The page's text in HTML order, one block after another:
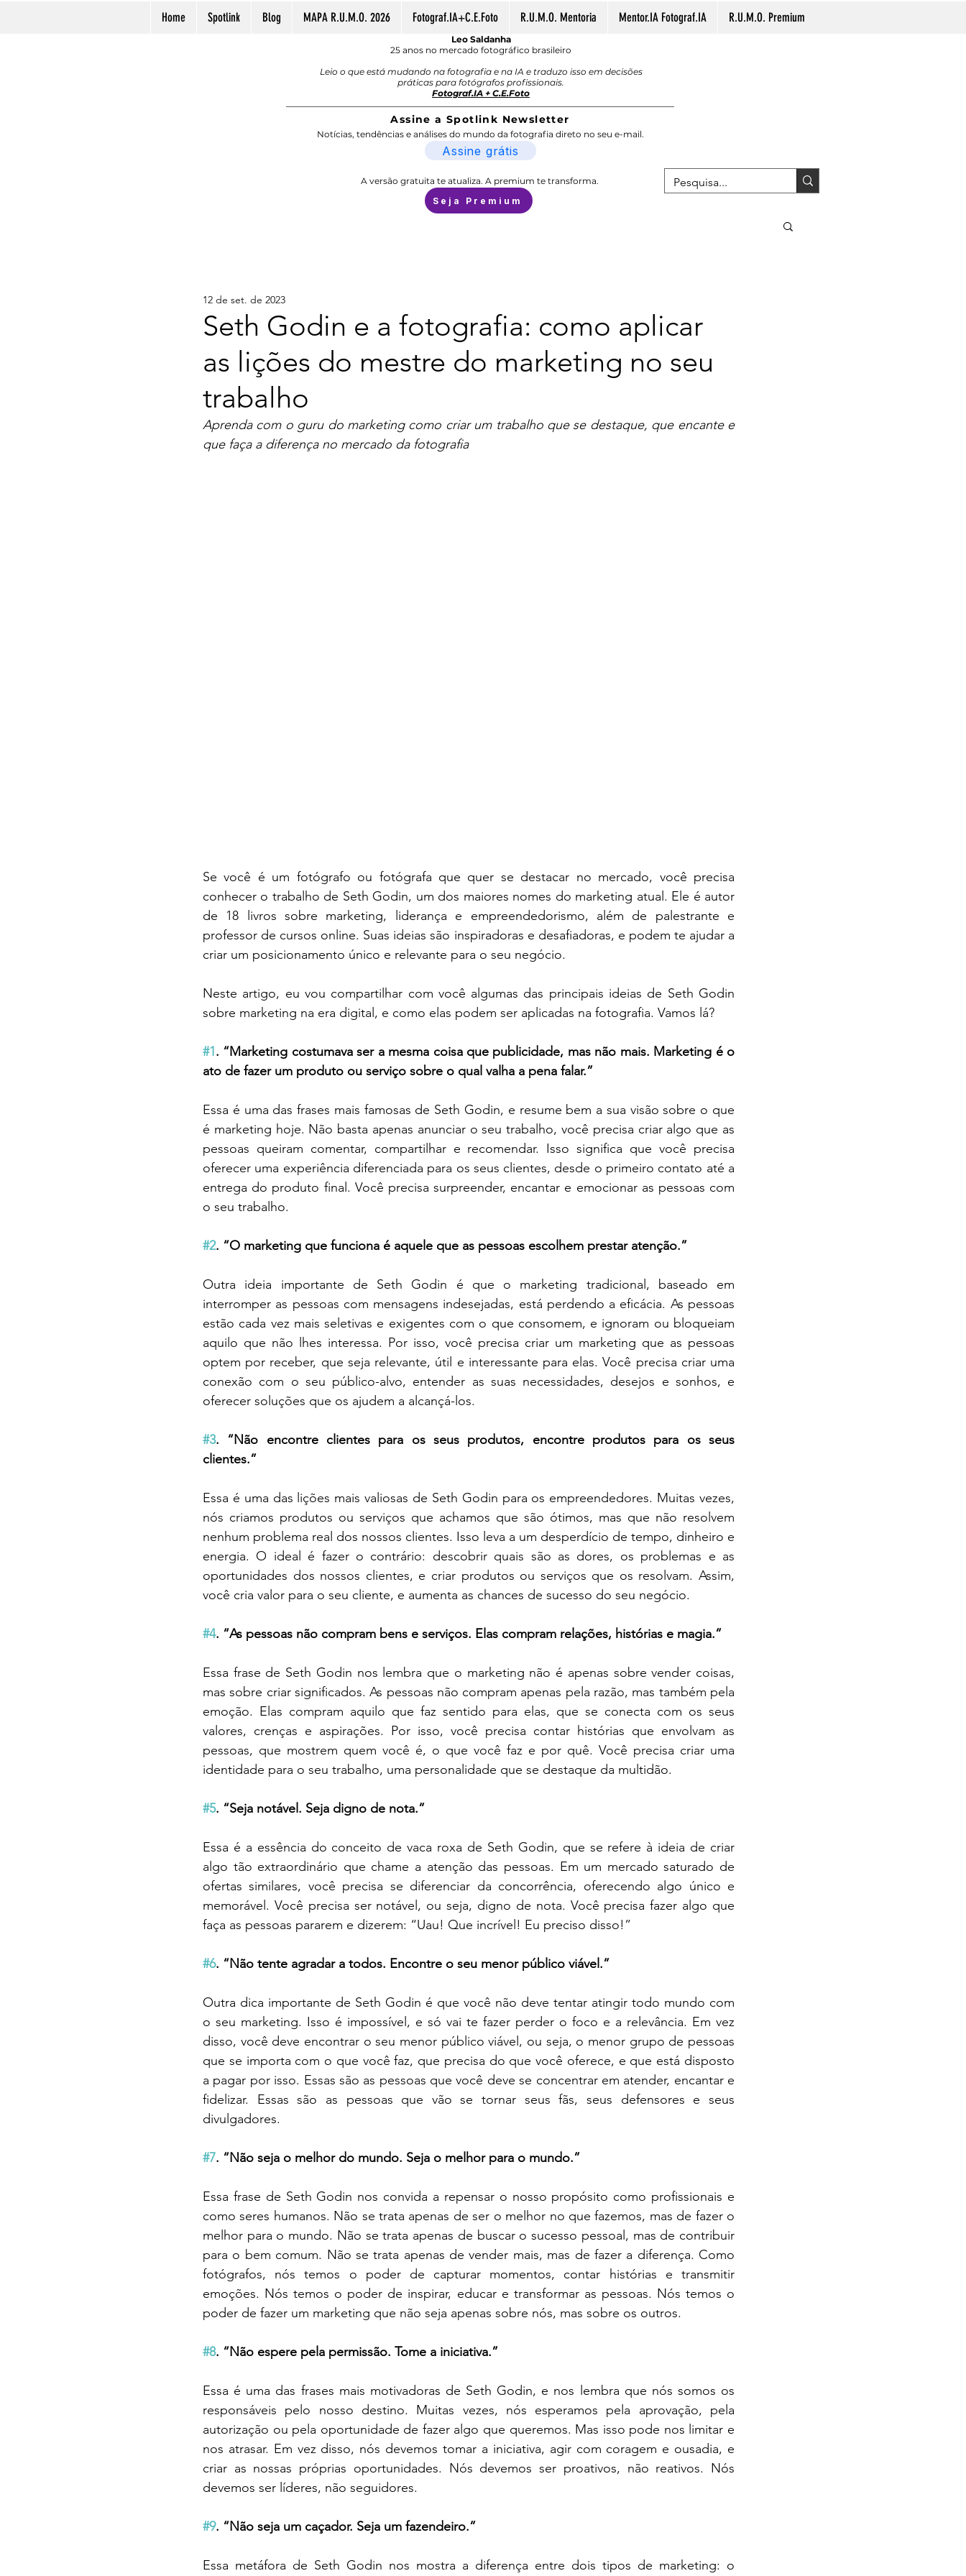
Home Spotlink Blog MAPA R.U.M.O. 2026 Fotograf.IA+C.E.Foto R.U.M.O. Mentoria Mentor.IA Fotograf.IA R.U.M.O. Premium
Leo Saldanha
25 anos no mercado fotográfico brasileiro
Leio o que está mudando na fotografia e na IA e traduzo isso em decisões
práticas para fotógrafos profissionais.
Fotograf.IA + C.E.Foto
Assine a Spotlink Newsletter
Notícias, tendências e análises do mundo da fotografia direto no seu e-mail.
Assine grátis
A versão gratuita te atualiza. A premium te transforma.
Seja Premium
Seth Godin e a fotografia: como aplicar
as lições do mestre do marketing no seu
trabalho
12 de set. de 2023
Aprenda com o guru do marketing como criar um trabalho que se destaque, que encante e
que faça a diferença no mercado da fotografia
Se você é um fotógrafo ou fotógrafa que quer se destacar no mercado, você precisa
conhecer o trabalho de Seth Godin, um dos maiores nomes do marketing atual. Ele é autor
de 18 livros sobre marketing, liderança e empreendedorismo, além de palestrante e
professor de cursos online. Suas ideias são inspiradoras e desafiadoras, e podem te ajudar a
criar um posicionamento único e relevante para o seu negócio.
Neste artigo, eu vou compartilhar com você algumas das principais ideias de Seth Godin
sobre marketing na era digital, e como elas podem ser aplicadas na fotografia. Vamos lá?
#1. “Marketing costumava ser a mesma coisa que publicidade, mas não mais. Marketing é o
ato de fazer um produto ou serviço sobre o qual valha a pena falar.”
Essa é uma das frases mais famosas de Seth Godin, e resume bem a sua visão sobre o que
é marketing hoje. Não basta apenas anunciar o seu trabalho, você precisa criar algo que as
pessoas queiram comentar, compartilhar e recomendar. Isso significa que você precisa
oferecer uma experiência diferenciada para os seus clientes, desde o primeiro contato até a
entrega do produto final. Você precisa surpreender, encantar e emocionar as pessoas com
o seu trabalho.
#2. “O marketing que funciona é aquele que as pessoas escolhem prestar atenção.”
Outra ideia importante de Seth Godin é que o marketing tradicional, baseado em
interromper as pessoas com mensagens indesejadas, está perdendo a eficácia. As pessoas
estão cada vez mais seletivas e exigentes com o que consomem, e ignoram ou bloqueiam
aquilo que não lhes interessa. Por isso, você precisa criar um marketing que as pessoas
optem por receber, que seja relevante, útil e interessante para elas. Você precisa criar uma
conexão com o seu público-alvo, entender as suas necessidades, desejos e sonhos, e
oferecer soluções que os ajudem a alcançá-los.
#3. “Não encontre clientes para os seus produtos, encontre produtos para os seus
clientes.”
Essa é uma das lições mais valiosas de Seth Godin para os empreendedores. Muitas vezes,
nós criamos produtos ou serviços que achamos que são ótimos, mas que não resolvem
nenhum problema real dos nossos clientes. Isso leva a um desperdício de tempo, dinheiro e
energia. O ideal é fazer o contrário: descobrir quais são as dores, os problemas e as
oportunidades dos nossos clientes, e criar produtos ou serviços que os resolvam. Assim,
você cria valor para o seu cliente, e aumenta as chances de sucesso do seu negócio.
#4. “As pessoas não compram bens e serviços. Elas compram relações, histórias e magia.”
Essa frase de Seth Godin nos lembra que o marketing não é apenas sobre vender coisas,
mas sobre criar significados. As pessoas não compram apenas pela razão, mas também pela
emoção. Elas compram aquilo que faz sentido para elas, que se conecta com os seus
valores, crenças e aspirações. Por isso, você precisa contar histórias que envolvam as
pessoas, que mostrem quem você é, o que você faz e por quê. Você precisa criar uma
identidade para o seu trabalho, uma personalidade que se destaque da multidão.
#5. “Seja notável. Seja digno de nota.”
Essa é a essência do conceito de vaca roxa de Seth Godin, que se refere à ideia de criar
algo tão extraordinário que chame a atenção das pessoas. Em um mercado saturado de
ofertas similares, você precisa se diferenciar da concorrência, oferecendo algo único e
memorável. Você precisa ser notável, ou seja, digno de nota. Você precisa fazer algo que
faça as pessoas pararem e dizerem: “Uau! Que incrível! Eu preciso disso!”
#6. “Não tente agradar a todos. Encontre o seu menor público viável.”
Outra dica importante de Seth Godin é que você não deve tentar atingir todo mundo com
o seu marketing. Isso é impossível, e só vai te fazer perder o foco e a relevância. Em vez
disso, você deve encontrar o seu menor público viável, ou seja, o menor grupo de pessoas
que se importa com o que você faz, que precisa do que você oferece, e que está disposto
a pagar por isso. Essas são as pessoas que você deve se concentrar em atender, encantar e
fidelizar. Essas são as pessoas que vão se tornar seus fãs, seus defensores e seus
divulgadores.
#7. “Não seja o melhor do mundo. Seja o melhor para o mundo.”
Essa frase de Seth Godin nos convida a repensar o nosso propósito como profissionais e
como seres humanos. Não se trata apenas de ser o melhor no que fazemos, mas de fazer o
melhor para o mundo. Não se trata apenas de buscar o sucesso pessoal, mas de contribuir
para o bem comum. Não se trata apenas de vender mais, mas de fazer a diferença. Como
fotógrafos, nós temos o poder de capturar momentos, contar histórias e transmitir
emoções. Nós temos o poder de inspirar, educar e transformar as pessoas. Nós temos o
poder de fazer um marketing que não seja apenas sobre nós, mas sobre os outros.
#8. “Não espere pela permissão. Tome a iniciativa.”
Essa é uma das frases mais motivadoras de Seth Godin, e nos lembra que nós somos os
responsáveis pelo nosso destino. Muitas vezes, nós esperamos pela aprovação, pela
autorização ou pela oportunidade de fazer algo que queremos. Mas isso pode nos limitar e
nos atrasar. Em vez disso, nós devemos tomar a iniciativa, agir com coragem e ousadia, e
criar as nossas próprias oportunidades. Nós devemos ser proativos, não reativos. Nós
devemos ser líderes, não seguidores.
#9. “Não seja um caçador. Seja um fazendeiro.”
Essa metáfora de Seth Godin nos mostra a diferença entre dois tipos de marketing: o